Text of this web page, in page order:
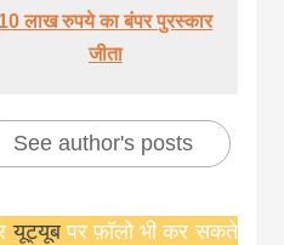
10 लाख रुपये का बंपर पुरस्कार
जीता
See author's posts
यूट्यूबपर फ़ॉलो भी कर सकते